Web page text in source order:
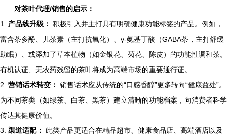
对茶叶代理/销售的启示：
1. 产品线升级： 积极引入并主打具有明确健康功能标签的产品。例如，
富含茶多酚、儿茶素（主打抗氧化）、γ-氨基丁酸（GABA茶，主打舒缓
助眠）、或添加了草本植物（如金银花、菊花、陈皮）的功能性调和茶。
有机认证、无农药残留的茶叶将成为高端市场的重要通行证。
2. 营销话术转变： 销售话术应从传统的“口感香醇”更多转向“健康益处”。
为不同茶类（如绿茶、白茶、黑茶）建立清晰的功能档案，向消费者科学
传达其健康价值。
3. 渠道适配：
此类产品更适合在精品超市、健康食品店、高端酒店以及